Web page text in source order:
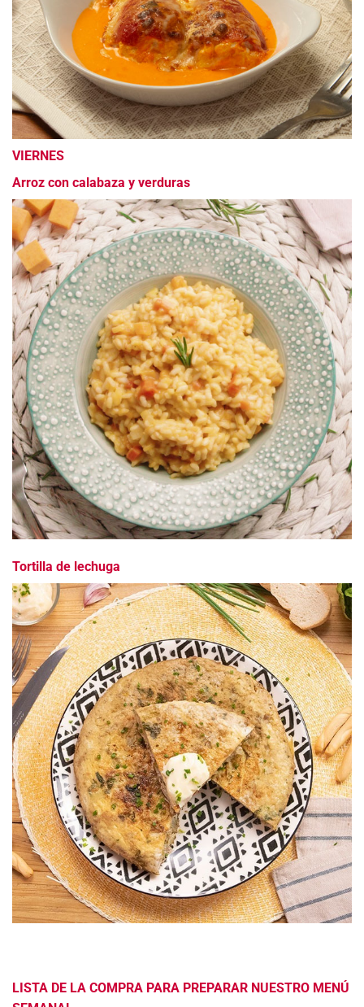
VIERNES
Arroz con calabaza y verduras
Tortilla de lechuga
LISTA DE LA COMPRA PARA PREPARAR NUESTRO MENÚ